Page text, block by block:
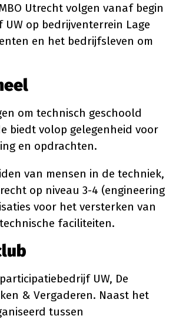
Utrecht volgen vanaf begin
op bedrijventerrein Lage
en het bedrijfsleven om
om technisch geschoold
biedt volop gelegenheid voor
en opdrachten.
van mensen in de techniek,
op niveau 3-4 (engineering
voor het versterken van
faciliteiten.
UW, De
& Vergaderen. Naast het
tussen